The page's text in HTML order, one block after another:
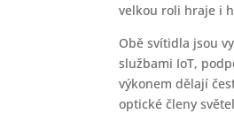
velkou roli hraje i
Obě svítidla jsou
službami IoT,
výkonem dělají
optické členy